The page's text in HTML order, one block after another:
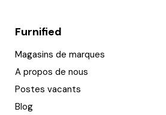
Furnified
Magasins de marques
A propos de nous
Postes vacants
Blog